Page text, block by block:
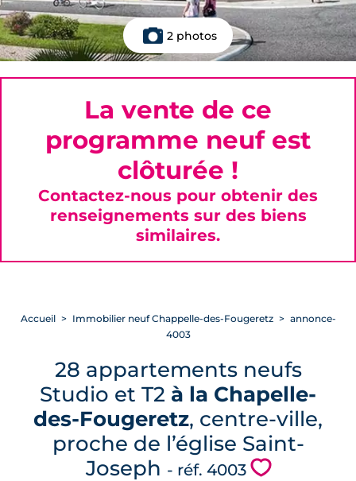
2 photos
Accueil Immobilier neuf Chappelle-des-Fougeretz
annonce-
4003
28 appartements neufs
Studio et T2 à la Chapelle-
des-Fougeretz, centre-ville,
proche de l’église Saint-
Joseph - réf. 4003 💗
La vente de ce
programme neuf est
clôturée !
Contactez-nous pour obtenir des
renseignements sur des biens
similaires.